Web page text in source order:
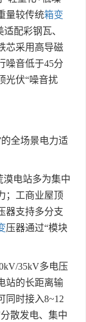
量较传统箱变
配彩钢瓦、
芯采用高导磁
噪音低于45分
光伏“噪音扰
的全场景电力适
漠电站多为集中
；工商业屋顶
器支持多分支
压器通过“模块
35kV多电压
站的长距离输
同时接入8~12
分散发电、集中